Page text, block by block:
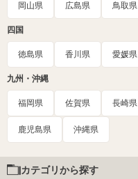
岡山県 広島県 鳥取県
四国
徳島県 香川県 愛媛県
九州・沖縄
福岡県 佐賀県 長崎県
鹿児島県 沖縄県
カテゴリから探す